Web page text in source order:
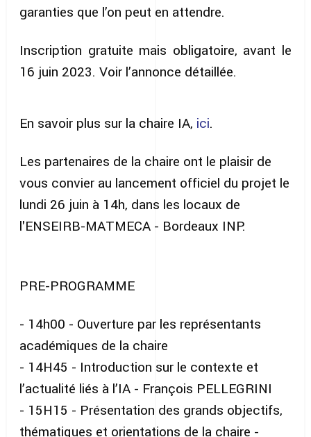
garanties que l’on peut en attendre.
Inscription gratuite mais obligatoire, avant le
16 juin 2023. Voir l’annonce détaillée.
En savoir plus sur la chaire IA, ici.
Les partenaires de la chaire ont le plaisir de
vous convier au lancement officiel du projet le
lundi 26 juin à 14h, dans les locaux de
l'ENSEIRB-MATMECA - Bordeaux INP.
PRE-PROGRAMME
- 14h00 - Ouverture par les représentants
académiques de la chaire
- 14H45 - Introduction sur le contexte et
l’actualité liés à l’IA - François PELLEGRINI
- 15H15 - Présentation des grands objectifs,
thématiques et orientations de la chaire -